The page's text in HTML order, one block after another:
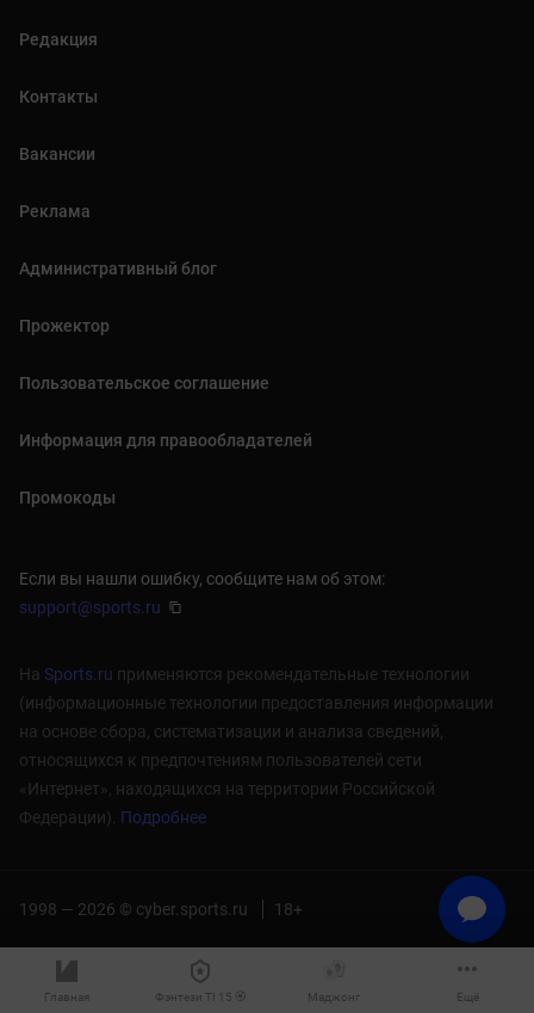
Главная Фэнтези TI 15 🏵️ Маджонг Ещё
Редакция
Контакты
Вакансии
Реклама
Административный блог
Прожектор
Пользовательское соглашение
Информация для правообладателей
Промокоды
Если вы нашли ошибку, сообщите нам об этом:
support@sports.ru
На Sports.ru применяются рекомендательные технологии
(информационные технологии предоставления информации
на основе сбора, систематизации и анализа сведений,
относящихся к предпочтениям пользователей сети
«Интернет», находящихся на территории Российской
Федерации). Подробнее
1998 — 2026 © cyber.sports.ru 18+